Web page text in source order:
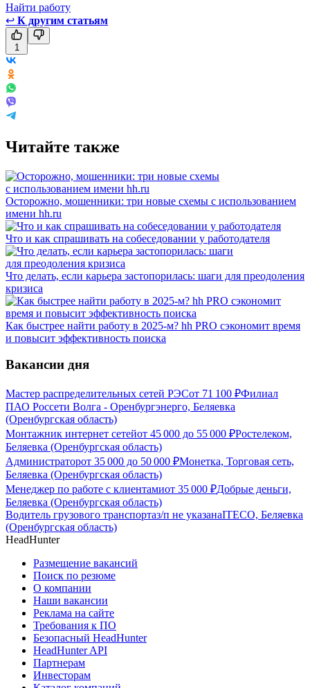
Найти работу
↩ К другим статьям
1
Читайте также
Осторожно, мошенники: три новые схемы с использованием
имени hh.ru
Что и как спрашивать на собеседовании у работодателя
Что делать, если карьера застопорилась: шаги для преодоления
кризиса
Как быстрее найти работу в 2025-м? hh PRO сэкономит время
и повысит эффективность поиска
Вакансии дня
Мастер распределительных сетей РЭСот 71 100 ₽Филиал
ПАО Россети Волга - Оренбургэнерго, Беляевка
(Оренбургская область)
Монтажник интернет сетейот 45 000 до 55 000 ₽Ростелеком,
Беляевка (Оренбургская область)
Администраторот 35 000 до 50 000 ₽Монетка, Торговая сеть,
Беляевка (Оренбургская область)
Менеджер по работе с клиентамиот 35 000 ₽Добрые деньги,
Беляевка (Оренбургская область)
Водитель грузового транспортаз/п не указанаITECO, Беляевка
(Оренбургская область)
HeadHunter
Размещение вакансий
Поиск по резюме
О компании
Наши вакансии
Реклама на сайте
Требования к ПО
Безопасный HeadHunter
HeadHunter API
Партнерам
Инвесторам